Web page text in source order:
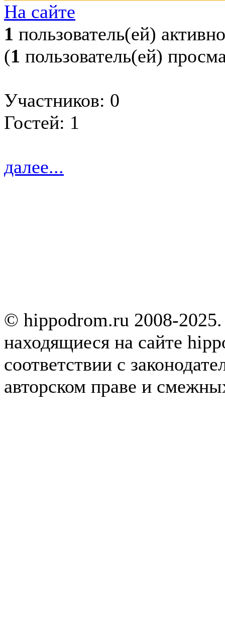
На сайте
1 пользователь(ей) активно
(1 пользователь(ей)
Участников: 0
Гостей: 1
далее...
© hippodrom.ru 2008-
находящиеся на сайте
соответствии с
авторском праве и